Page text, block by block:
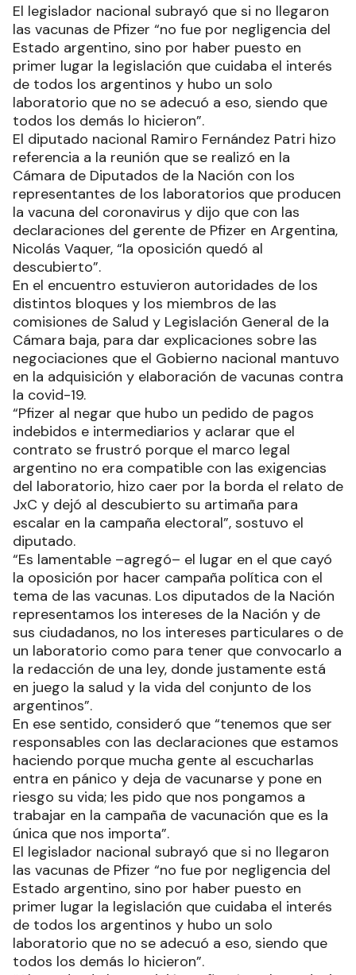
El legislador nacional subrayó que si no llegaron
las vacunas de Pfizer “no fue por negligencia del
Estado argentino, sino por haber puesto en
primer lugar la legislación que cuidaba el interés
de todos los argentinos y hubo un solo
laboratorio que no se adecuó a eso, siendo que
todos los demás lo hicieron”.
El diputado nacional Ramiro Fernández Patri hizo
referencia a la reunión que se realizó en la
Cámara de Diputados de la Nación con los
representantes de los laboratorios que producen
la vacuna del coronavirus y dijo que con las
declaraciones del gerente de Pfizer en Argentina,
Nicolás Vaquer, “la oposición quedó al
descubierto”.
En el encuentro estuvieron autoridades de los
distintos bloques y los miembros de las
comisiones de Salud y Legislación General de la
Cámara baja, para dar explicaciones sobre las
negociaciones que el Gobierno nacional mantuvo
en la adquisición y elaboración de vacunas contra
la covid-19.
“Pfizer al negar que hubo un pedido de pagos
indebidos e intermediarios y aclarar que el
contrato se frustró porque el marco legal
argentino no era compatible con las exigencias
del laboratorio, hizo caer por la borda el relato de
JxC y dejó al descubierto su artimaña para
escalar en la campaña electoral”, sostuvo el
diputado.
“Es lamentable –agregó– el lugar en el que cayó
la oposición por hacer campaña política con el
tema de las vacunas. Los diputados de la Nación
representamos los intereses de la Nación y de
sus ciudadanos, no los intereses particulares o de
un laboratorio como para tener que convocarlo a
la redacción de una ley, donde justamente está
en juego la salud y la vida del conjunto de los
argentinos”.
En ese sentido, consideró que “tenemos que ser
responsables con las declaraciones que estamos
haciendo porque mucha gente al escucharlas
entra en pánico y deja de vacunarse y pone en
riesgo su vida; les pido que nos pongamos a
trabajar en la campaña de vacunación que es la
única que nos importa”.
El legislador nacional subrayó que si no llegaron
las vacunas de Pfizer “no fue por negligencia del
Estado argentino, sino por haber puesto en
primer lugar la legislación que cuidaba el interés
de todos los argentinos y hubo un solo
laboratorio que no se adecuó a eso, siendo que
todos los demás lo hicieron”.